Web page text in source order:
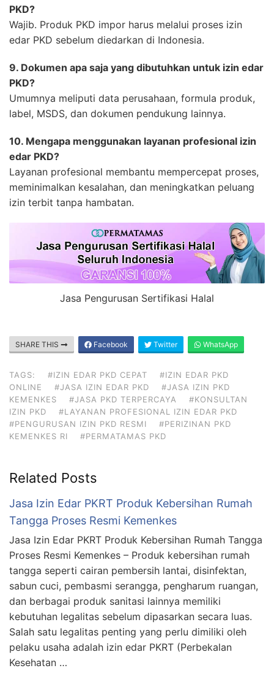
PKD?
Wajib. Produk PKD impor harus melalui proses izin
edar PKD sebelum diedarkan di Indonesia.
9. Dokumen apa saja yang dibutuhkan untuk izin edar
PKD?
Umumnya meliputi data perusahaan, formula produk,
label, MSDS, dan dokumen pendukung lainnya.
10. Mengapa menggunakan layanan profesional izin
edar PKD?
Layanan profesional membantu mempercepat proses,
meminimalkan kesalahan, dan meningkatkan peluang
izin terbit tanpa hambatan.
Jasa Pengurusan Sertifikasi Halal
SHARE THIS Facebook Twitter WhatsApp
TAGS: #IZIN EDAR PKD CEPAT
#IZIN EDAR PKD
ONLINE
#JASA IZIN EDAR PKD
#JASA IZIN PKD
KEMENKES
#JASA PKD TERPERCAYA
#KONSULTAN
IZIN PKD
#LAYANAN PROFESIONAL IZIN EDAR PKD
#PENGURUSAN IZIN PKD RESMI
#PERIZINAN PKD
KEMENKES RI
#PERMATAMAS PKD
Related Posts
Jasa Izin Edar PKRT Produk Kebersihan Rumah
Tangga Proses Resmi Kemenkes
Jasa Izin Edar PKRT Produk Kebersihan Rumah Tangga
Proses Resmi Kemenkes – Produk kebersihan rumah
tangga seperti cairan pembersih lantai, disinfektan,
sabun cuci, pembasmi serangga, pengharum ruangan,
dan berbagai produk sanitasi lainnya memiliki
kebutuhan legalitas sebelum dipasarkan secara luas.
Salah satu legalitas penting yang perlu dimiliki oleh
pelaku usaha adalah izin edar PKRT (Perbekalan
Kesehatan …